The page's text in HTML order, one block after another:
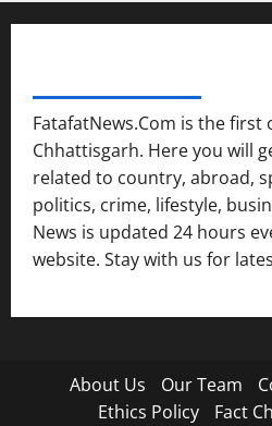
FatafatNews.Com is the
Chhattisgarh. Here you will
related to country, abroad,
politics, crime, lifestyle,
News is updated 24 hours
website. Stay with us for
About Us Our Team
Ethics Policy
Fact